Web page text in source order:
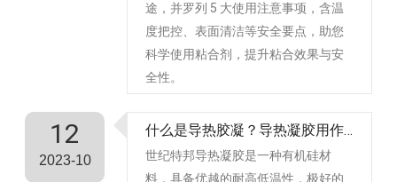
途，并罗列 5 大使用注意事项，含温
度把控、表面清洁等安全要点，助您
科学使用粘合剂，提升粘合效果与安
全性。
12
2023-10
什么是导热胶凝？导热凝胶用作什么用途
世纪特邦导热凝胶是一种有机硅材
料，具备优越的耐高低温性，极好的